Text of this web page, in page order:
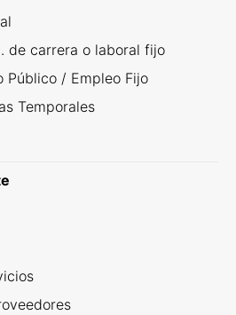
de carrera o laboral fijo
Público / Empleo Fijo
Temporales